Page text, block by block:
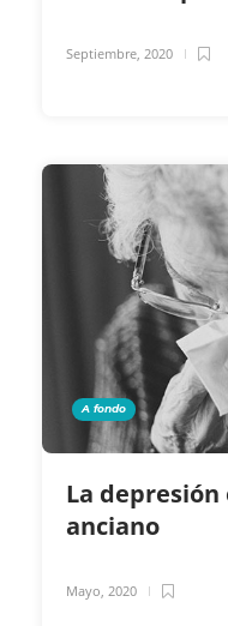
Septiembre, 2020
A fondo
La
anciano
Mayo, 2020